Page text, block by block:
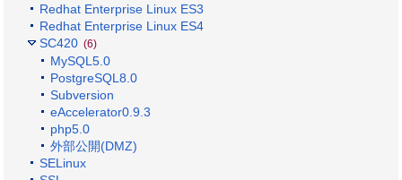
Redhat Enterprise Linux ES3
Redhat Enterprise Linux ES4
SC420 (6)
MySQL5.0
PostgreSQL8.0
Subversion
eAccelerator0.9.3
php5.0
外部公開(DMZ)
SELinux